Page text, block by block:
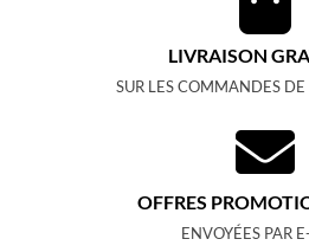
LIVRAISON
SUR LES COMMANDES
OFFRES
ENVOYÉES PAR